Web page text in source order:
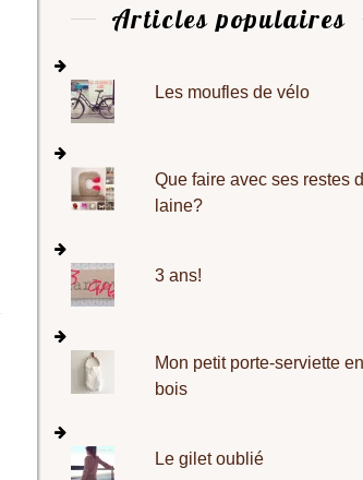
Articles populaires
Les moufles de vélo
Que faire avec ses restes
laine?
3 ans!
Mon petit porte-serviette en
bois
Le gilet oublié